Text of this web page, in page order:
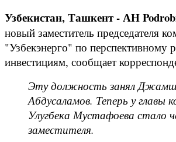
Узбекистан, Ташкент - АН
новый заместитель председателя
"Узбекэнерго" по перспективному
инвестициям, сообщает
Эту должность занял
Абдусаламов. Теперь у главы
Улугбека Мустафоева стало
заместителя.